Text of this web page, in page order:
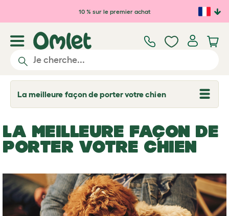
Passer au contenu principal
10 % sur le premier achat
La meilleure façon de porter votre chien
T
o
l
e
d
r
d
o
w
n
LA MEILLEURE FAÇON DE
PORTER VOTRE CHIEN